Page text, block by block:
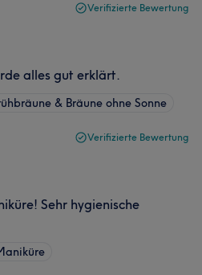
Verifizierte Bewertung
alles gut erklärt.
& Bräune ohne Sonne
Verifizierte Bewertung
Sehr hygienische